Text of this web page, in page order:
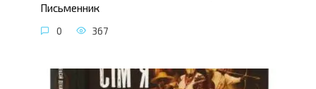
Письменник
0 367